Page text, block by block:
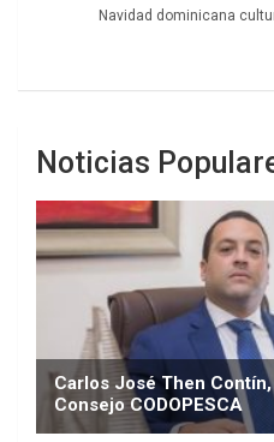
Navidad dominicana
Noticias